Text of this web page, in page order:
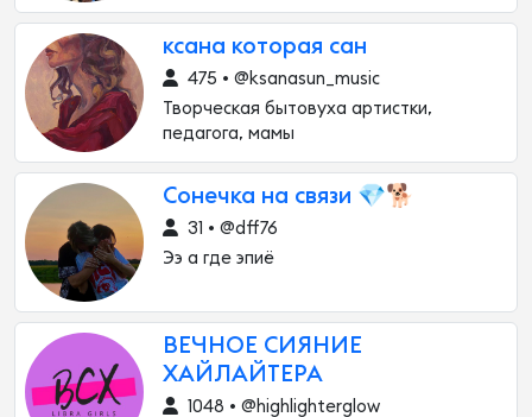
ксана которая сан
475 • @ksanasun_music
Творческая бытовуха артистки,
педагога, мамы
Сонечка на связи 💎🐕
31 • @dff76
Ээ а где эпиё
ВЕЧНОЕ СИЯНИЕ
ХАЙЛАЙТЕРА
1048 • @highlighterglow